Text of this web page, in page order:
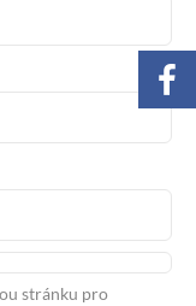
stránku pro